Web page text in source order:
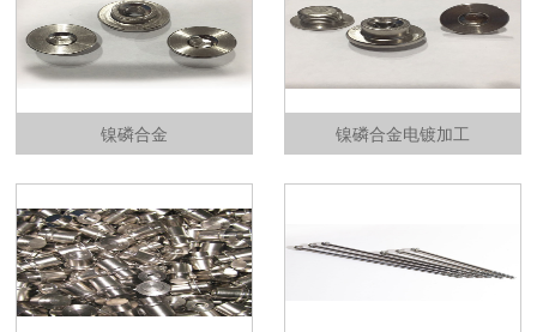
镍磷合金 镍磷合金电镀加工